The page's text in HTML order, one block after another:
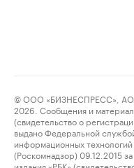
© ООО «БИЗНЕСПРЕСС»,
2026. Сообщения и
(свидетельство о
выдано Федеральной
информационных
(Роскомнадзор) 09.12.2015